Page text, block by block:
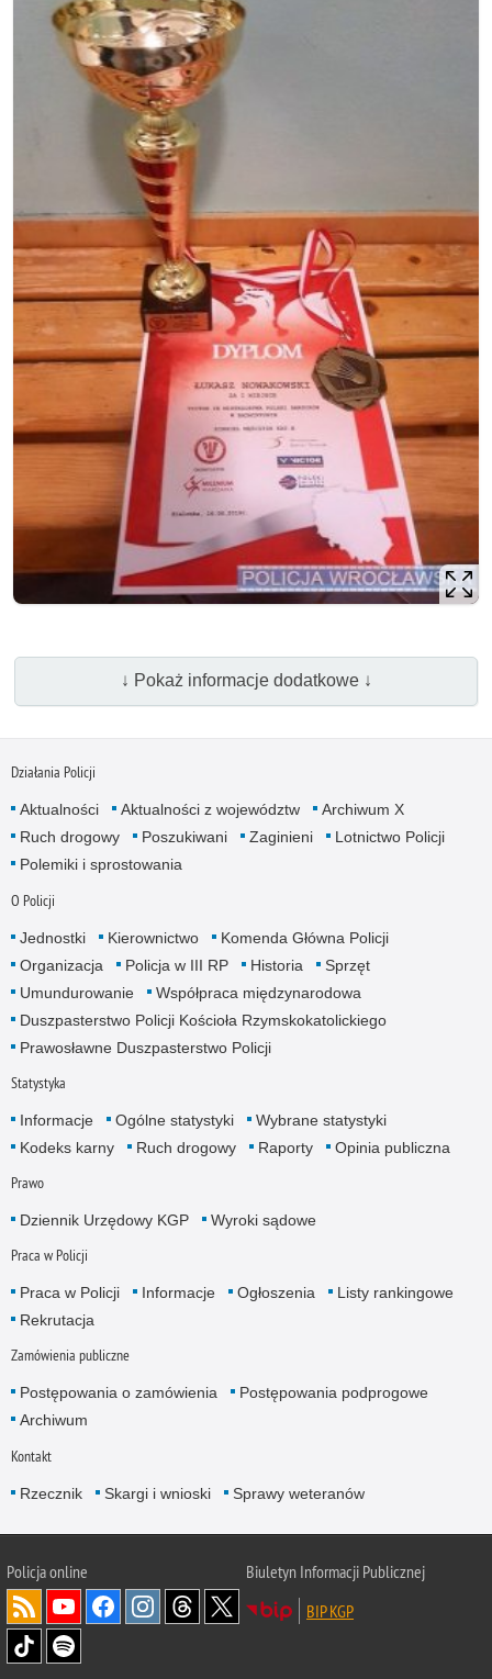
↓ Pokaż informacje dodatkowe ↓
Działania Policji
Aktualności Aktualności z województw
Archiwum X
Ruch drogowy
Poszukiwani Zaginieni
Lotnictwo Policji
Polemiki i sprostowania
O Policji
Jednostki Kierownictwo
Komenda Główna Policji
Organizacja
Policja w III RP Historia
Sprzęt
Umundurowanie
Współpraca międzynarodowa
Duszpasterstwo Policji Kościoła Rzymskokatolickiego
Prawosławne Duszpasterstwo Policji
Statystyka
Informacje Ogólne statystyki
Wybrane statystyki
Kodeks karny
Ruch drogowy Raporty Opinia publiczna
Prawo
Dziennik Urzędowy KGP Wyroki sądowe
Praca w Policji
Praca w Policji Informacje Ogłoszenia
Listy rankingowe
Rekrutacja
Zamówienia publiczne
Postępowania o zamówienia
Postępowania podprogowe
Archiwum
Kontakt
Rzecznik Skargi i wnioski Sprawy weteranów
Policjaonline
Biuletyn Informacji Publicznej
BIP KGP